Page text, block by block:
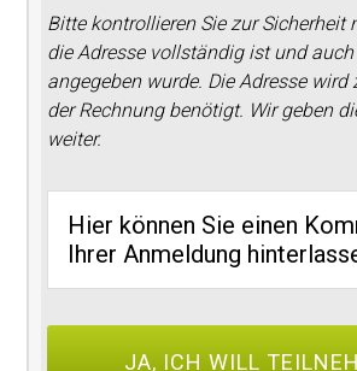
Bitte kontrollieren Sie zur Sicherheit
die Adresse vollständig ist und
angegeben wurde. Die Adresse wird
der Rechnung benötigt. Wir geben
weiter.